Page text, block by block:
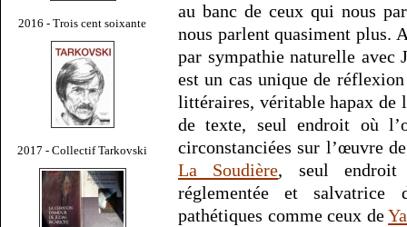
2016 - Trois cent soixante
2017 - Collectif Tarkovski
au banc de ceux qui nous
nous parlent quasiment plus.
par sympathie naturelle avec
est un cas unique de
littéraires, véritable hapax
de texte, seul endroit où
circonstanciées sur l’œuvre
La Soudière, seul endroit
réglementée et
pathétiques comme ceux de